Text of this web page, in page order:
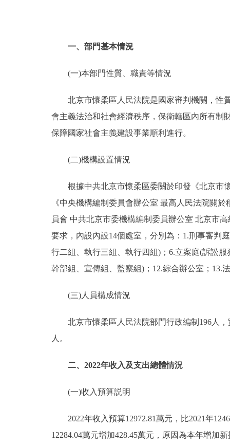
一、部門基本情況
(一)本部門性質、職責等情況
北京市懷柔區人民法院是國家審判機關，性質
會主義法治和社會經濟秩序，保衛轄區內所有制
保障國家社會主義建設事業順利進行。
(二)機構設置情況
根據中共北京市懷柔區委關於印發《北京市懷
《中央機構編制委員會辦公室 最高人民法院關
員會 中共北京市委機構編制委員辦公室 北京市
要求，內設內設14個處室，分別為：1.刑事審判
行二組、執行三組、執行四組)；6.立案庭(訴訟
幹部組、宣傳組、監察組)；12.綜合辦公室；13.
(三)人員構成情況
北京市懷柔區人民法院部門行政編制196人，
人。
二、2022年收入及支出總體情況
(一)收入預算説明
2022年收入預算12972.81萬元，比2021年
12284.04萬元增加428.45萬元，原因為本年增加